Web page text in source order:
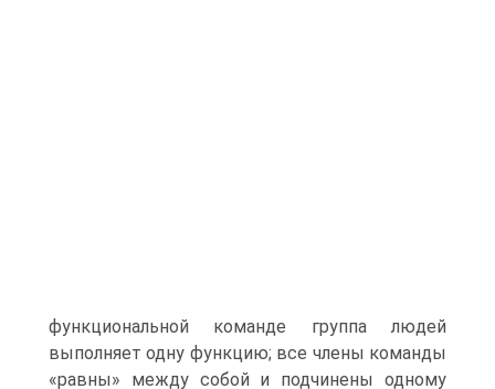
функциональной команде группа людей
выполняет одну функцию; все члены команды
«равны» между собой и подчинены одному